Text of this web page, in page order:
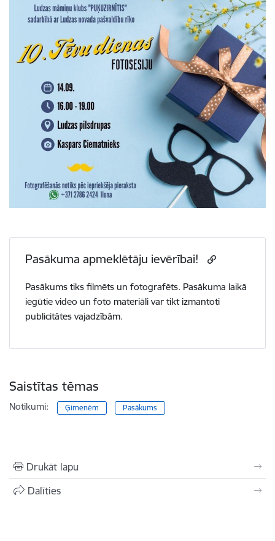
Pasākuma apmeklētāju ievērībai!
Pasākums tiks filmēts un fotografēts. Pasākuma laikā
iegūtie video un foto materiāli var tikt izmantoti
publicitātes vajadzībām.
Saistītas tēmas
Notikumi: Ģimenēm Pasākums
Drukāt lapu
Dalīties